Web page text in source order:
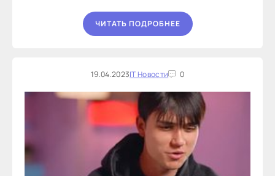
ЧИТАТЬ ПОДРОБНЕЕ
19.04.2023IT Новости 0